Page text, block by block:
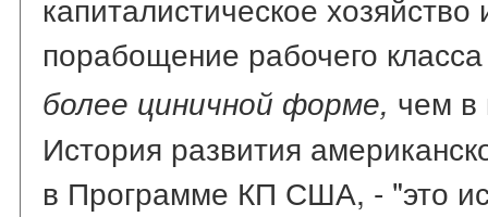
порабощение рабочего
более циничной форме, чем в
История развития
в Программе КП США, - "это